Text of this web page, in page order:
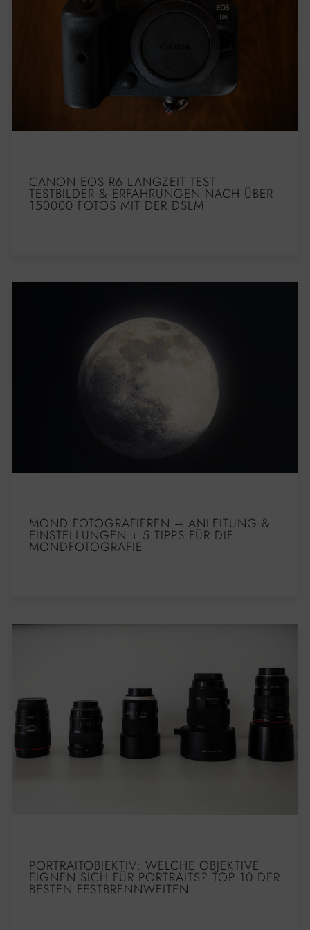
CANON EOS R6 LANGZEIT-TEST –
TESTBILDER & ERFAHRUNGEN NACH ÜBER
150000 FOTOS MIT DER DSLM
MOND FOTOGRAFIEREN – ANLEITUNG &
EINSTELLUNGEN + 5 TIPPS FÜR DIE
MONDFOTOGRAFIE
PORTRAITOBJEKTIV: WELCHE OBJEKTIVE
EIGNEN SICH FÜR PORTRAITS? TOP 10 DER
BESTEN FESTBRENNWEITEN